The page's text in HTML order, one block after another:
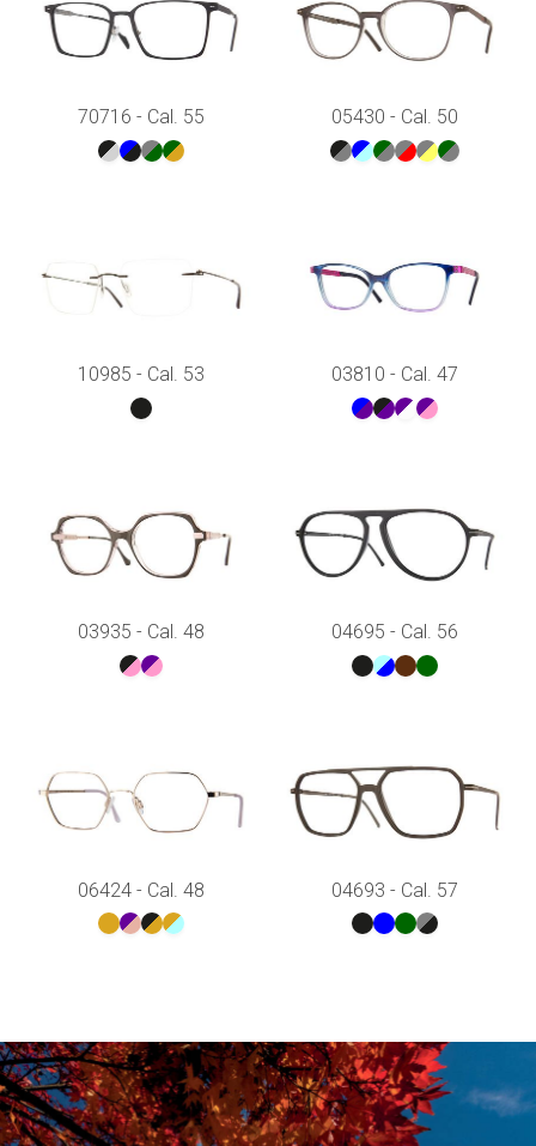
70716 - Cal. 55 05430 - Cal. 50
10985 - Cal. 53 03810 - Cal. 47
03935 - Cal. 48 04695 - Cal. 56
06424 - Cal. 48 04693 - Cal. 57